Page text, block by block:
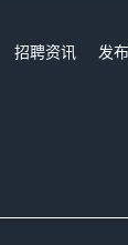
招聘资讯 发